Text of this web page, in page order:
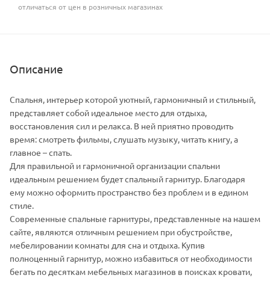
отличаться от цен в розничных магазинах
Описание
Спальня, интерьер которой уютный, гармоничный и стильный,
представляет собой идеальное место для отдыха,
восстановления сил и релакса. В ней приятно проводить
время: смотреть фильмы, слушать музыку, читать книгу, а
главное – спать.
Для правильной и гармоничной организации спальни
идеальным решением будет спальный гарнитур. Благодаря
ему можно оформить пространство без проблем и в едином
стиле.
Современные спальные гарнитуры, представленные на нашем
сайте, являются отличным решением при обустройстве,
мебелировании комнаты для сна и отдыха. Купив
полноценный гарнитур, можно избавиться от необходимости
бегать по десяткам мебельных магазинов в поисках кровати,